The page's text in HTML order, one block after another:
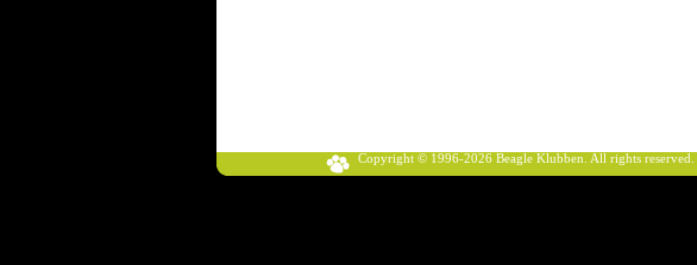
Copyright © 1996-2026 Beagle Klubben. All rights reserved.